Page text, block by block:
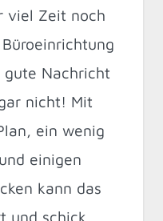
viel Zeit noch
Nachricht
nicht! Mit
ein wenig
einigen
kann das
und schick